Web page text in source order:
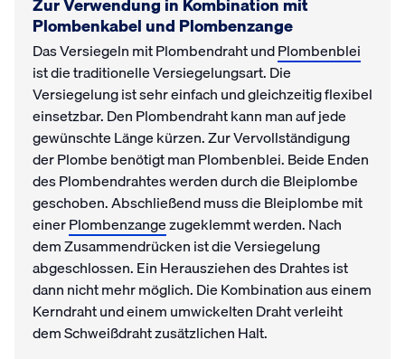
Plombenkabel und Plombenzange
Das Versiegeln mit Plombendraht undPlombenblei
ist die traditionelle Versiegelungsart. Die
Versiegelung ist sehr einfach und gleichzeitig flexibel
einsetzbar. Den Plombendraht kann man auf jede
gewünschte Länge kürzen. Zur Vervollständigung
der Plombe benötigt man Plombenblei. Beide Enden
des Plombendrahtes werden durch die Bleiplombe
geschoben. Abschließend muss die Bleiplombe mit
einerPlombenzangezugeklemmt werden. Nach
dem Zusammendrücken ist die Versiegelung
abgeschlossen. Ein Herausziehen des Drahtes ist
dann nicht mehr möglich. Die Kombination aus einem
Kerndraht und einem umwickelten Draht verleiht
dem Schweißdraht zusätzlichen Halt.